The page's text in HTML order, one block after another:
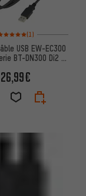
moyenne : 5 sur 5
(1)
USB EW-EC300
BT-DN300 Di2 /
26,99€